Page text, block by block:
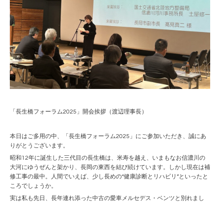
「長生橋フォーラム2025」開会挨拶（渡辺理事長）
本日はご多用の中、「長生橋フォーラム2025」にご参加いただき、誠にあ
りがとうございます。
昭和12年に誕生した三代目の長生橋は、米寿を越え、いまもなお信濃川の
大河にゆうぜんと架かり、長岡の東西を結び続けています。しかし現在は補
修工事の最中。人間でいえば、少し長めの“健康診断とリハビリ”といったと
ころでしょうか。
実は私も先日、長年連れ添った中古の愛車メルセデス・ベンツと別れまし